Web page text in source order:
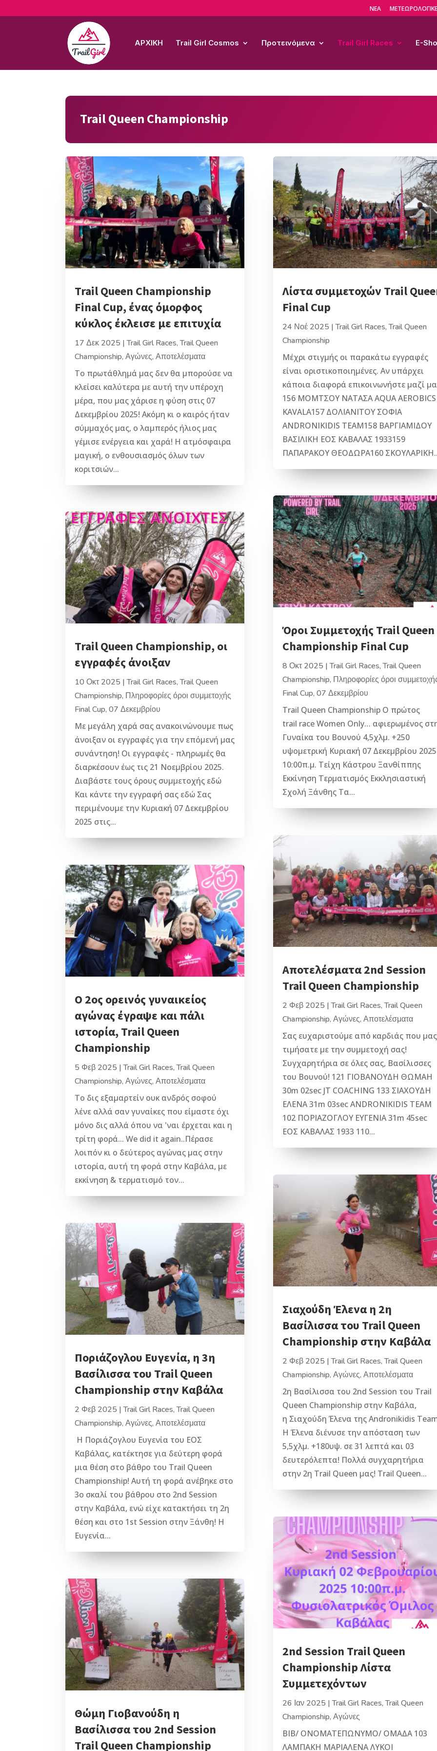
ΝΕΑ
ΑΡΧΙΚΗ Trail Girl Cosmos Προτεινόμενα Trail Girl Races E-
Trail Queen Championship
Trail Queen Championship
Final Cup, ένας όμορφος
κύκλος έκλεισε με επιτυχία
17 Δεκ 2025 |Trail Girl Races,Trail Queen
Championship,Αγώνες,Αποτελέσματα
Το πρωτάθλημά μας δεν θα μπορούσε να
κλείσει καλύτερα με αυτή την υπέροχη
μέρα, που μας χάρισε η φύση στις 07
Δεκεμβρίου 2025! Ακόμη κι ο καιρός ήταν
σύμμαχός μας, ο λαμπερός ήλιος μας
γέμισε ενέργεια και χαρά! Η ατμόσφαιρα
μαγική, ο ενθουσιασμός όλων των
κοριτσιών...
Trail Queen Championship, οι
εγγραφές άνοιξαν
10 Οκτ 2025 |Trail Girl Races,Trail Queen
Championship, Πληροφορίες όροι συμμετοχής
Final Cup, 07 Δεκεμβρίου
Με μεγάλη χαρά σας ανακοινώνουμε πως
άνοιξαν οι εγγραφές για την επόμενή μας
συνάντηση! Οι εγγραφές - πληρωμές θα
διαρκέσουν έως τις 21 Νοεμβρίου 2025.
Διαβάστε τους όρους συμμετοχής εδώ
Και κάντε την εγγραφή σας εδώ Σας
περιμένουμε την Κυριακή 07 Δεκεμβρίου
2025 στις...
Ο 2ος ορεινός γυναικείος
αγώνας έγραψε και πάλι
ιστορία, Trail Queen
Championship
5 Φεβ 2025 |Trail Girl Races,Trail Queen
Championship,Αγώνες,Αποτελέσματα
Το δις εξαμαρτείν ουκ ανδρός σοφού
λένε αλλά σαν γυναίκες που είμαστε όχι
μόνο δις αλλά όπου να 'ναι έρχεται και η
τρίτη φορά... We did it again..Πέρασε
λοιπόν κι ο δεύτερος αγώνας μας στην
ιστορία, αυτή τη φορά στην Καβάλα, με
εκκίνηση & τερματισμό τον...
Ποριάζογλου Ευγενία, η 3η
Βασίλισσα του Trail Queen
Championship στην Καβάλα
2 Φεβ 2025 |Trail Girl Races,Trail Queen
Championship,Αγώνες,Αποτελέσματα
Η Ποριάζογλου Ευγενία του ΕΟΣ
Καβάλας, κατέκτησε για δεύτερη φορά
μια θέση στο βάθρο του Trail Queen
Championship! Αυτή τη φορά ανέβηκε στο
3ο σκαλί του βάθρου στο 2nd Session
στην Καβάλα, ενώ είχε κατακτήσει τη 2η
θέση και στο 1st Session στην Ξάνθη! Η
Ευγενία...
Θώμη Γιοβανούδη η
Βασίλισσα του 2nd Session
Trail Queen Championship
Λίστα συμμετοχών Trail
Final Cup
24 Νοέ 2025 |Trail Girl Races,Trail Queen
Championship
Μέχρι στιγμής οι παρακάτω εγγραφές
είναι οριστικοποιημένες. Αν υπάρχει
κάποια διαφορά επικοινωνήστε μαζί
156 ΜΟΜΤΣΟΥ ΝΑΤΑΣΑ AQUA AEROBICS
KAVALA157 ΔΟΛΙΑΝΙΤΟΥ ΣΟΦΙΑ
ANDRONIKIDIS TEAM158 ΒΑΡΓΙΑΜΙΔΟΥ
ΒΑΣΙΛΙΚΗ ΕΟΣ ΚΑΒΑΛΑΣ 1933159
ΠΑΠΑΡΑΚΟΥ ΘΕΟΔΩΡΑ160
Όροι Συμμετοχής Trail Queen
Championship Final Cup
8 Οκτ 2025 |Trail Girl Races,Trail Queen
Championship, Πληροφορίες όροι
Final Cup, 07 Δεκεμβρίου
Trail Queen Championship Ο πρώτος
trail race Women Only… αφιερωμένος
Γυναίκα του Βουνού 4,5χλμ. +250
υψομετρική Κυριακή 07 Δεκεμβρίου 2025
10:00π.μ. Τείχη Κάστρου Ξανθίππης
Εκκίνηση Τερματισμός Εκκλησιαστική
Σχολή Ξάνθης Τα...
Αποτελέσματα 2nd Session
Trail Queen Championship
2 Φεβ 2025 |Trail Girl Races,Trail Queen
Championship, Αγώνες, Αποτελέσματα
Σας ευχαριστούμε από καρδιάς που μας
τιμήσατε με την συμμετοχή σας!
Συγχαρητήρια σε όλες σας, Βασίλισσες
του Βουνού! 121 ΓΙΟΒΑΝΟΥΔΗ ΘΩΜΑΗ
30m 02sec JT COACHING 133 ΣΙΑΧΟΥΔΗ
ΕΛΕΝΑ 31m 03sec ANDRONIKIDIS TEAM
102 ΠΟΡΙΑΖΟΓΛΟΥ ΕΥΓΕΝΙΑ 31m 45sec
ΕΟΣ ΚΑΒΑΛΑΣ 1933 110...
Σιαχούδη Έλενα η 2η
Βασίλισσα του Trail Queen
Championship στην Καβάλα
2 Φεβ 2025 |Trail Girl Races,Trail Queen
Championship, Αγώνες, Αποτελέσματα
2η Βασίλισσα του 2nd Session του Trail
Queen Championship στην Καβάλα,
η Σιαχούδη Έλενα της Andronikidis
Η Έλενα διένυσε την απόσταση των
5,5χλμ. +180υψ. σε 31 λεπτά και 03
δευτερόλεπτα! Πολλά συγχαρητήρια
στην 2η Trail Queen μας! Trail Queen...
2nd Session Trail Queen
Championship Λίστα
Συμμετεχόντων
26 Ιαν 2025 |Trail Girl Races,Trail Queen
Championship, Αγώνες
BIB/ ΟΝΟΜΑΤΕΠΩΝΥΜΟ/ ΟΜΑΔΑ 103
ΛΑΜΠΑΚΗ ΜΑΡΙΑΛΕΝΑ ΛΥΚΟΙ